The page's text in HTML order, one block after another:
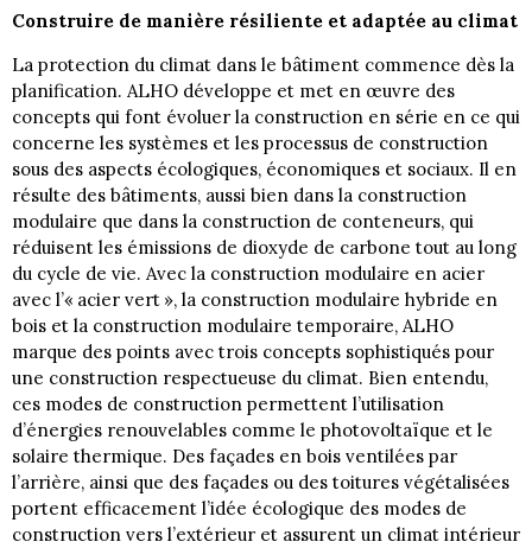
Construire de manière résiliente et adaptée au climat
La protection du climat dans le bâtiment commence dès la
planification. ALHO développe et met en œuvre des
concepts qui font évoluer la construction en série en ce qui
concerne les systèmes et les processus de construction
sous des aspects écologiques, économiques et sociaux. Il en
résulte des bâtiments, aussi bien dans la construction
modulaire que dans la construction de conteneurs, qui
réduisent les émissions de dioxyde de carbone tout au long
du cycle de vie. Avec la construction modulaire en acier
avec l’« acier vert », la construction modulaire hybride en
bois et la construction modulaire temporaire, ALHO
marque des points avec trois concepts sophistiqués pour
une construction respectueuse du climat. Bien entendu,
ces modes de construction permettent l’utilisation
d’énergies renouvelables comme le photovoltaïque et le
solaire thermique. Des façades en bois ventilées par
l’arrière, ainsi que des façades ou des toitures végétalisées
portent efficacement l’idée écologique des modes de
construction vers l’extérieur et assurent un climat intérieur